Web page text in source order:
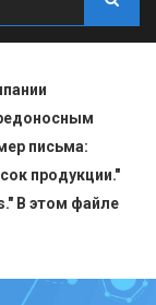
письма:
продукции."
В этом файле